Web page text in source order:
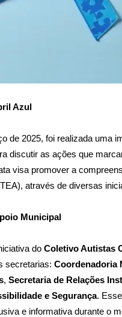
Azul
de 2025, foi realizada uma
discutir as ações que
visa promover a
através de diversas
Municipal
do Coletivo Autistas
secretarias: Coordenadoria
, Secretaria de Relações
e Segurança.
e informativa durante o